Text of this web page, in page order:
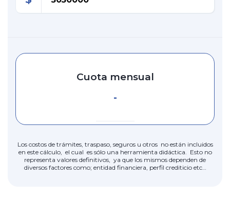
Cuota mensual
-
Los costos de trámites, traspaso, seguros u otros no están incluidos
en este cálculo, el cual es sólo una herramienta didáctica. Esto no
representa valores definitivos, ya que los mismos dependen de
diversos factores como; entidad financiera, perfil crediticio etc…